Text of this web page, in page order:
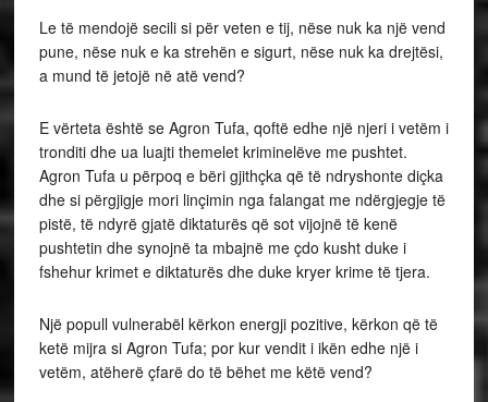
Le të mendojë secili si për veten e tij, nëse nuk ka një vend
pune, nëse nuk e ka strehën e sigurt, nëse nuk ka drejtësi,
a mund të jetojë në atë vend?
E vërteta është se Agron Tufa, qoftë edhe një njeri i vetëm i
tronditi dhe ua luajti themelet kriminelëve me pushtet.
Agron Tufa u përpoq e bëri gjithçka që të ndryshonte diçka
dhe si përgjigje mori linçimin nga falangat me ndërgjegje të
pistë, të ndyrë gjatë diktaturës që sot vijojnë të kenë
pushtetin dhe synojnë ta mbajnë me çdo kusht duke i
fshehur krimet e diktaturës dhe duke kryer krime të tjera.
Një popull vulnerabël kërkon energji pozitive, kërkon që të
ketë mijra si Agron Tufa; por kur vendit i ikën edhe një i
vetëm, atëherë çfarë do të bëhet me këtë vend?